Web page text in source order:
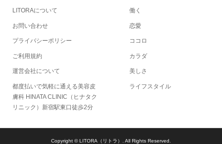
LITORAについて
お問い合わせ
プライバシーポリシー
ご利用規約
運営会社について
都度払いで気軽に通える美容皮
膚科 HINATA CLINIC（ヒナタク
リニック）新宿駅東口徒歩2分
働く
恋愛
ココロ
カラダ
美しさ
ライフスタイル
Copyright ©LITORA（リトラ）. All Rights Reserved.